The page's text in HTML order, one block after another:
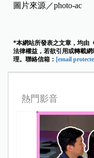
圖片來源／photo-ac
*本網站所發表之文章，均由
法律權益，若欲引用或轉載
理。聯絡信箱： [email
熱門影音